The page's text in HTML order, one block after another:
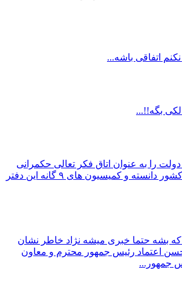
اتفاقی باشه...
بگه!!...
را به عنوان اتاق فکر تعالی حکمرانی
ساختار اجرایی کشور دانسته و کمیسیون های ۹ گانه این دفتر
که بشه حتما خبری میشه نژاد خاطر نشان
اعتماد رئیس جمهور محترم و معاون
جمهور...